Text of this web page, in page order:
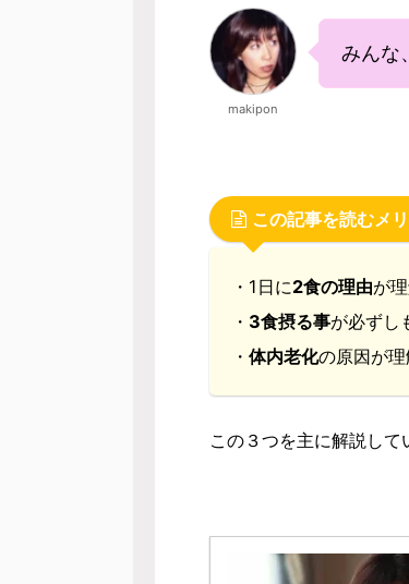
makipon
みんな
この記事を読むメ
・1日に2食の理由が
・ 3食摂る事が必ずし
・ 体内老化の原因が理
この３つを主に解説して